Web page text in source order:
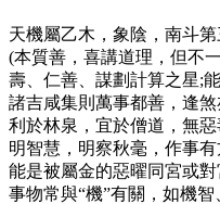
天機屬乙木，象陰，南斗
(本質善，喜講道理，但不
壽、仁善、謀劃計算之星;
諸吉咸集則萬事都善，逢
利於林泉，宜於僧道，無
明智慧，明察秋毫，作事
能是被屬金的惡曜同宮或
事物常與“機”有關，如機